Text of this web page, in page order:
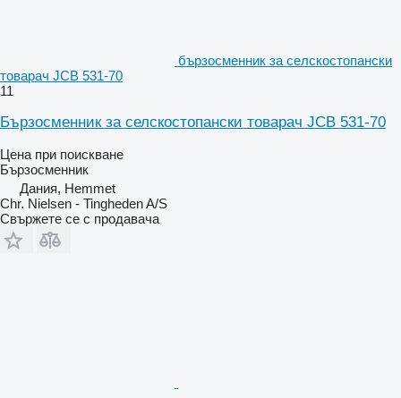
бързосменник за селскостопански
товарач JCB 531-70
11
Бързосменник за селскостопански товарач JCB 531-70
Цена при поискване
Бързосменник
Дания, Hemmet
Chr. Nielsen - Tingheden A/S
Свържете се с продавача